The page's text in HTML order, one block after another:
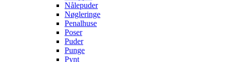
Nålepuder
Nøgleringe
Penalhuse
Poser
Puder
Punge
Pynt